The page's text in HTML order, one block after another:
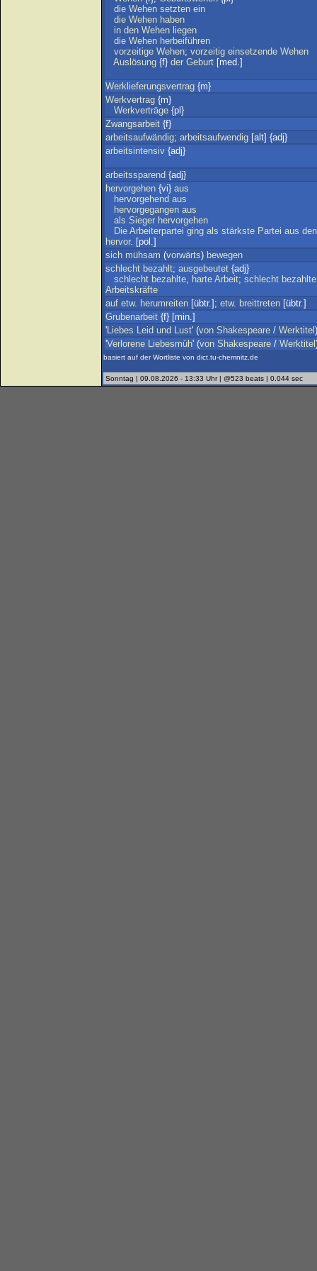
die Wehen setzten ein
die Wehen haben
in den Wehen liegen
die Wehen herbeiführen
vorzeitige Wehen; vorzeitig einsetzende Wehen
Auslösung {f} der Geburt [med.]
Werklieferungsvertrag {m}
Werkvertrag {m}
Werkverträge {pl}
Zwangsarbeit {f}
arbeitsaufwändig; arbeitsaufwendig [alt] {adj}
arbeitsintensiv {adj}
arbeitssparend {adj}
hervorgehen {vi} aus
hervorgehend aus
hervorgegangen aus
als Sieger hervorgehen
Die Arbeiterpartei ging als stärkste Partei aus den
hervor. [pol.]
sich mühsam (vorwärts) bewegen
schlecht bezahlt; ausgebeutet {adj}
schlecht bezahlte, harte Arbeit; schlecht bezahlte
Arbeitskräfte
auf etw. herumreiten [übtr.]; etw. breittreten [übtr.]
Grubenarbeit {f} [min.]
'Liebes Leid und Lust' (von Shakespeare / Werktitel
'Verlorene Liebesmüh' (von Shakespeare / Werktitel
basiert auf der Wortliste von dict.tu-chemnitz.de
Sonntag | 09.08.2026 - 13:33 Uhr | @523 beats | 0.044 sec